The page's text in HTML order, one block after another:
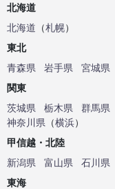
北海道
北海道 （札幌）
東北
青森県
岩手県 宮城県
関東
茨城県
栃木県 群馬県
神奈川県 （横浜）
甲信越・北陸
新潟県
富山県 石川県
東海